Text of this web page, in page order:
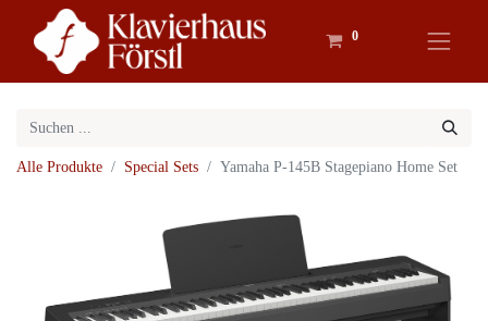
0
Alle Produkte Special Sets Yamaha P-145B Stagepiano Home Set